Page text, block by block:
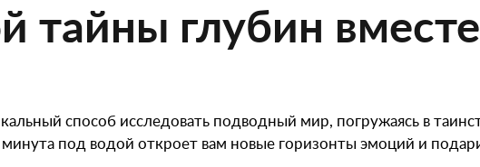
тайны глубин
способ исследовать подводный мир, погружаясь в
под водой откроет вам новые горизонты эмоций и